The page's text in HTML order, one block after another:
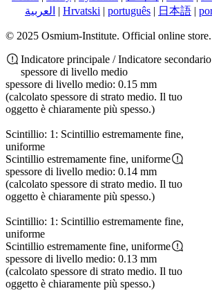
العربية | Hrvatski | português | 日本語 |
© 2025 Osmium-Institute. Official online store.
Indicatore principale / Indicatore
spessore di livello medio
spessore di livello medio: 0.15 mm
(calcolato spessore di strato medio. Il tuo
oggetto è chiaramente più spesso.)
Scintillio: 1: Scintillio estremamente fine,
uniforme
Scintillio estremamente fine, uniforme
spessore di livello medio: 0.14 mm
(calcolato spessore di strato medio. Il tuo
oggetto è chiaramente più spesso.)
Scintillio: 1: Scintillio estremamente fine,
uniforme
Scintillio estremamente fine, uniforme
spessore di livello medio: 0.13 mm
(calcolato spessore di strato medio. Il tuo
oggetto è chiaramente più spesso.)